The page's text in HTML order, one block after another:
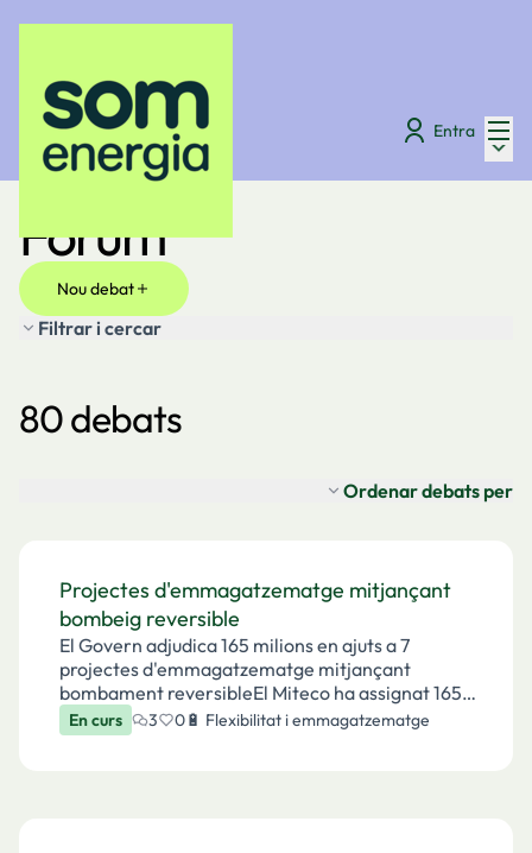
Entra
Digues la teva/Fòrum
Fòrum
Nou debat
Filtrar i cercar
80 debats
Ordenar debats per
Projectes d'emmagatzematge mitjançant
bombeig reversible
El Govern adjudica 165 milions en ajuts a 7
projectes d'emmagatzematge mitjançant
bombament reversibleEl Miteco ha assignat 165
milions a ajudes per a projectes innovadors
d'emmagatzematge energètic mitjançant
En curs 3 0🔋 Flexibilitat i emmagatzematge